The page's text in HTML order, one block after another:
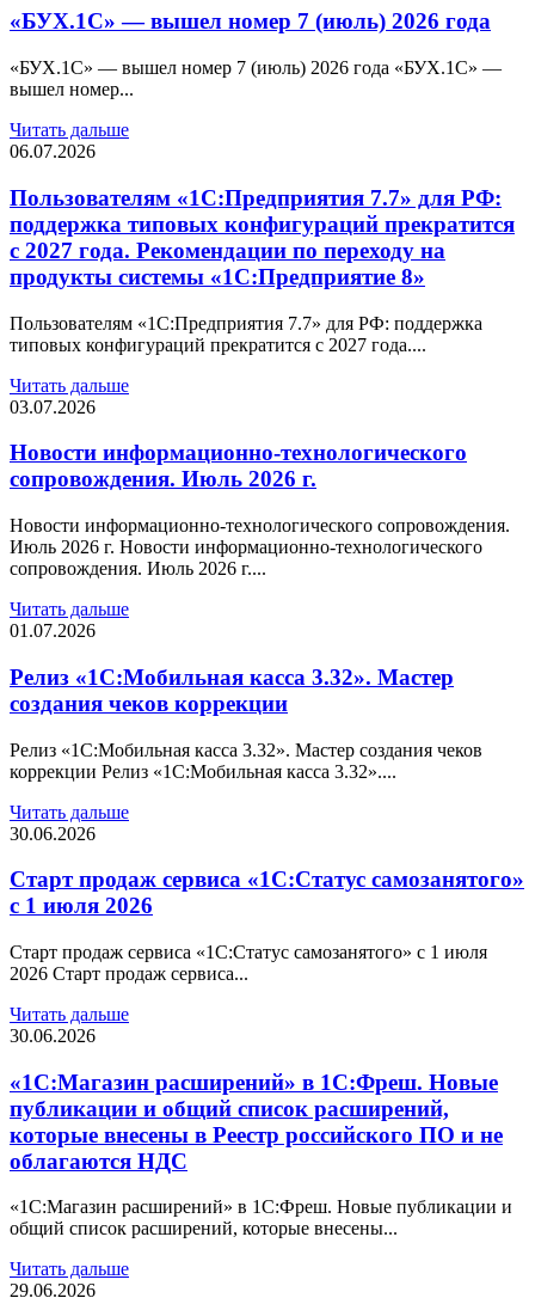
«БУХ.1С» — вышел номер 7 (июль) 2026 года
«БУХ.1С» — вышел номер 7 (июль) 2026 года «БУХ.1С» —
вышел номер...
Читать дальше
06.07.2026
Пользователям «1С:Предприятия 7.7» для РФ:
поддержка типовых конфигураций прекратится
с 2027 года. Рекомендации по переходу на
продукты системы «1С:Предприятие 8»
Пользователям «1С:Предприятия 7.7» для РФ: поддержка
типовых конфигураций прекратится с 2027 года....
Читать дальше
03.07.2026
Новости информационно-технологического
сопровождения. Июль 2026 г.
Новости информационно-технологического сопровождения.
Июль 2026 г. Новости информационно-технологического
сопровождения. Июль 2026 г....
Читать дальше
01.07.2026
Релиз «1С:Мобильная касса 3.32». Мастер
создания чеков коррекции
Релиз «1С:Мобильная касса 3.32». Мастер создания чеков
коррекции Релиз «1С:Мобильная касса 3.32»....
Читать дальше
30.06.2026
Старт продаж сервиса «1С:Статус самозанятого»
с 1 июля 2026
Старт продаж сервиса «1С:Статус самозанятого» с 1 июля
2026 Старт продаж сервиса...
Читать дальше
30.06.2026
«1С:Магазин расширений» в 1С:Фреш. Новые
публикации и общий список расширений,
которые внесены в Реестр российского ПО и не
облагаются НДС
«1С:Магазин расширений» в 1С:Фреш. Новые публикации и
общий список расширений, которые внесены...
Читать дальше
29.06.2026